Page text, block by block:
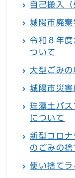
自己搬入
城陽市廃
令和８年
ついて
大型ごみの
城陽市災
珪藻土バ
について
新型コロ
のごみの捨
使い捨てラ